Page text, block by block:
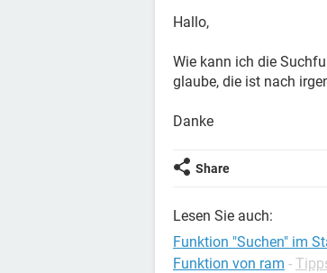
Hallo,
Wie kann ich die
glaube, die ist nach
Danke
Share
Lesen Sie auch:
Funktion "Suchen" im
Funktion von ram -